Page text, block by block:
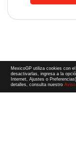
MexicoGP utiliza cookies con
desactivarlas, ingresa a la
Internet, Ajustes o
detalles, consulta nuestro